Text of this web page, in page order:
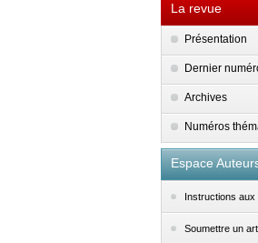
La revue
Présentation
Dernier
Archives
Numéros
Espace
Instructions aux
Soumettre un